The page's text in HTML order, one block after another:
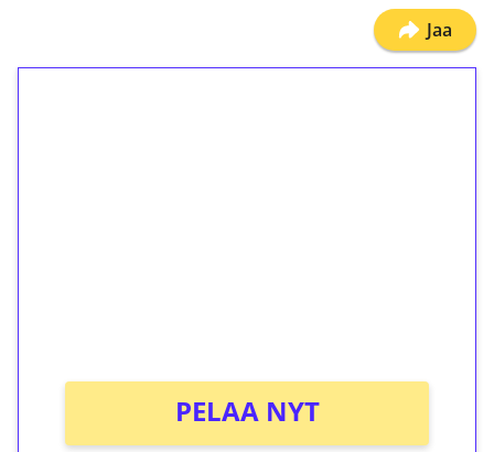
Jaa
PELAA NYT